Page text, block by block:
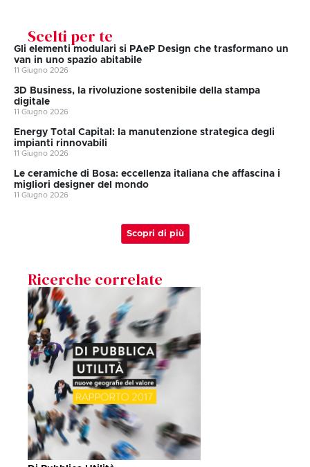
Scelti per te
Gli elementi modulari si PAeP Design che trasformano un
van in uno spazio abitabile
11 Giugno 2026
3D Business, la rivoluzione sostenibile della stampa
digitale
11 Giugno 2026
Energy Total Capital: la manutenzione strategica degli
impianti rinnovabili
11 Giugno 2026
Le ceramiche di Bosa: eccellenza italiana che affascina i
migliori designer del mondo
11 Giugno 2026
Scopri di più
Ricerche correlate